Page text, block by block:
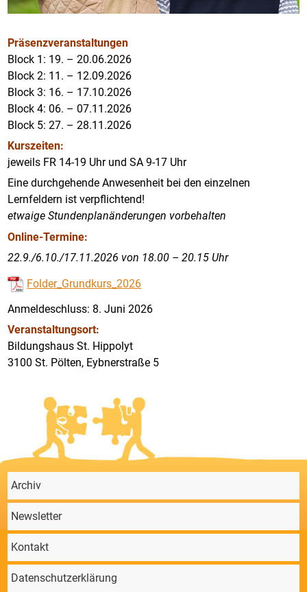
Präsenzveranstaltungen
Block 1: 19. – 20.06.2026
Block 2: 11. – 12.09.2026
Block 3: 16. – 17.10.2026
Block 4: 06. – 07.11.2026
Block 5: 27. – 28.11.2026
Kurszeiten:
jeweils FR 14-19 Uhr und SA 9-17 Uhr
Eine durchgehende Anwesenheit bei den einzelnen
Lernfeldern ist verpflichtend!
etwaige Stundenplanänderungen vorbehalten
Online-Termine:
22.9./6.10./17.11.2026 von 18.00 – 20.15 Uhr
Folder_Grundkurs_2026
Anmeldeschluss: 8. Juni 2026
Veranstaltungsort:
Bildungshaus St. Hippolyt
3100 St. Pölten, Eybnerstraße 5
Archiv
Newsletter
Kontakt
Datenschutzerklärung